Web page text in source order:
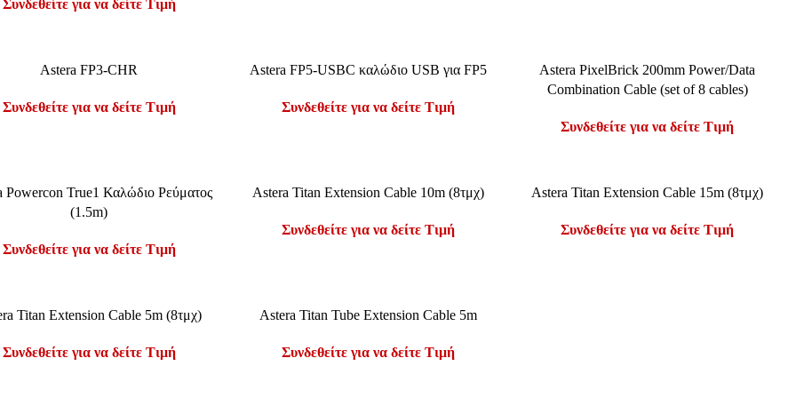
Συνδεθείτε για να δείτε Τιμή
ΠΕΡΙΣΣΌΤΕΡΑ
Astera FP3-CHR
Συνδεθείτε για να δείτε Τιμή
ΔΙΑΒΆΣΤΕ ΠΕΡΙΣΣΌΤΕΡΑ
Astera FP5-USBC καλώδιο USB για FP5
Συνδεθείτε για να δείτε Τιμή
ΔΙΑΒΆΣΤΕ ΠΕΡΙΣΣΌΤΕΡΑ
Astera PixelBrick 200mm Power/Data
Combination Cable (set of 8 cables)
Συνδεθείτε για να δείτε Τιμή
ΠΕΡΙΣΣΌΤΕΡΑ
Powercon True1 Καλώδιο Ρεύματος
(1.5m)
Συνδεθείτε για να δείτε Τιμή
ΔΙΑΒΆΣΤΕ ΠΕΡΙΣΣΌΤΕΡΑ
Astera Titan Extension Cable 10m (8τμχ)
Συνδεθείτε για να δείτε Τιμή
ΔΙΑΒΆΣΤΕ ΠΕΡΙΣΣΌΤΕΡΑ
Astera Titan Extension Cable 15m (8τμχ)
Συνδεθείτε για να δείτε Τιμή
ΠΕΡΙΣΣΌΤΕΡΑ
Titan Extension Cable 5m (8τμχ)
Συνδεθείτε για να δείτε Τιμή
ΔΙΑΒΆΣΤΕ ΠΕΡΙΣΣΌΤΕΡΑ
Astera Titan Tube Extension Cable 5m
Συνδεθείτε για να δείτε Τιμή